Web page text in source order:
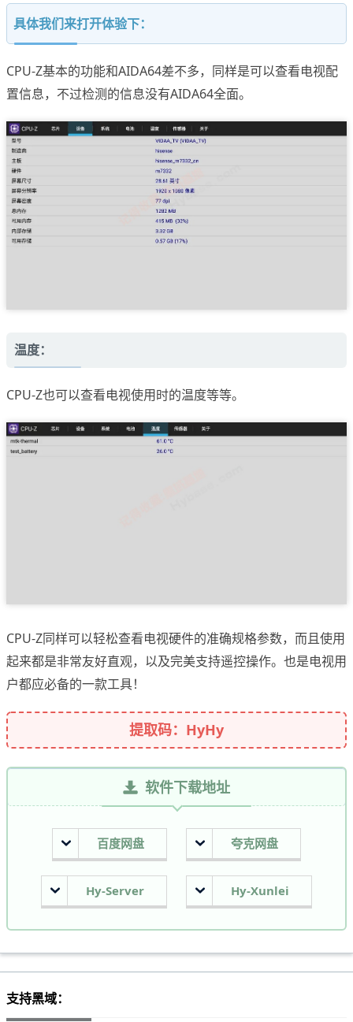
具体我们来打开体验下：
CPU-Z基本的功能和AIDA64差不多，同样是可以查看电视配
置信息，不过检测的信息没有AIDA64全面。
温度：
CPU-Z也可以查看电视使用时的温度等等。
CPU-Z同样可以轻松查看电视硬件的准确规格参数，而且使用
起来都是非常友好直观，以及完美支持遥控操作。也是电视用
户都应必备的一款工具！
提取码：HyHy
软件下载地址
百度网盘 夸克网盘
Hy-Server Hy-Xunlei
支持黑域：